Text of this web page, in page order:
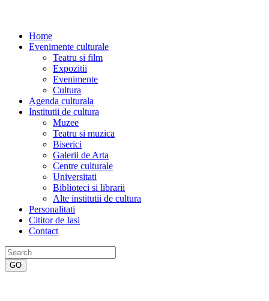
Home
Evenimente culturale
Teatru si film
Expozitii
Evenimente
Cultura
Agenda culturala
Institutii de cultura
Muzee
Teatru si muzica
Biserici
Galerii de Arta
Centre culturale
Universitati
Biblioteci si librarii
Alte institutii de cultura
Personalitati
Cititor de Iasi
Contact